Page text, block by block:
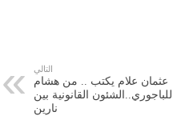
التالي
عثمان علام يكتب .. من هشام
للباجوري..الشئون القانونية بين
نارين